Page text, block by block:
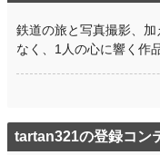
鉄道の旅と写真撮影、
なく、1人の心に響く作
tartan321の登録コン